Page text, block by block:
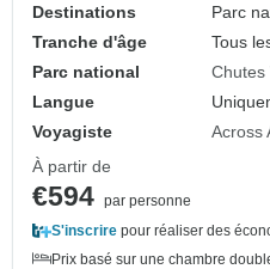
Destinations
Parc
Tranche d'âge
Tous
Parc national
Chutes
Langue
Voyagiste
Across
À partir de
€594 par personne
S'inscrire pour réaliser des
Prix basé sur une chambre